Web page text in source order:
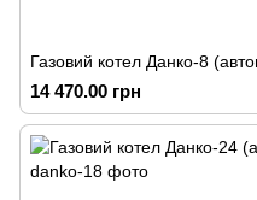
Газовий котел Данко-8
14 470.00 грн